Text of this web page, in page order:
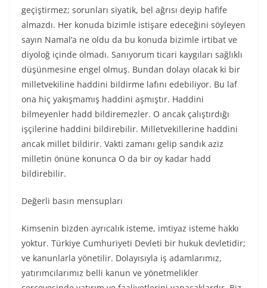
geçiştirmez; sorunları siyatik, bel ağrısı deyip hafife
almazdı. Her konuda bizimle istişare edeceğini söyleyen
sayın Namal’a ne oldu da bu konuda bizimle irtibat ve
diyoloğ içinde olmadı. Sanıyorum ticari kaygıları sağlıklı
düşünmesine engel olmuş. Bundan dolayı olacak ki bir
milletvekiline haddini bildirme lafını edebiliyor. Bu laf
ona hiç yakışmamış haddini aşmıştır. Haddini
bilmeyenler hadd bildiremezler. O ancak çalıştırdığı
işçilerine haddini bildirebilir. Milletvekillerine haddini
ancak millet bildirir. Vakti zamanı gelip sandık aziz
milletin önüne konunca O da bir oy kadar hadd
bildirebilir.
Değerli basın mensupları
Kimsenin bizden ayrıcalık isteme, imtiyaz isteme hakkı
yoktur. Türkiye Cumhuriyeti Devleti bir hukuk devletidir;
ve kanunlarla yönetilir. Dolayısıyla iş adamlarımız,
yatırımcılarımız belli kanun ve yönetmelikler